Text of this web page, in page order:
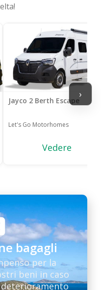
›
Jayco 2 Berth Escape
Let's Go Motorhomes
Vedere
bagagli
per la
beni in caso